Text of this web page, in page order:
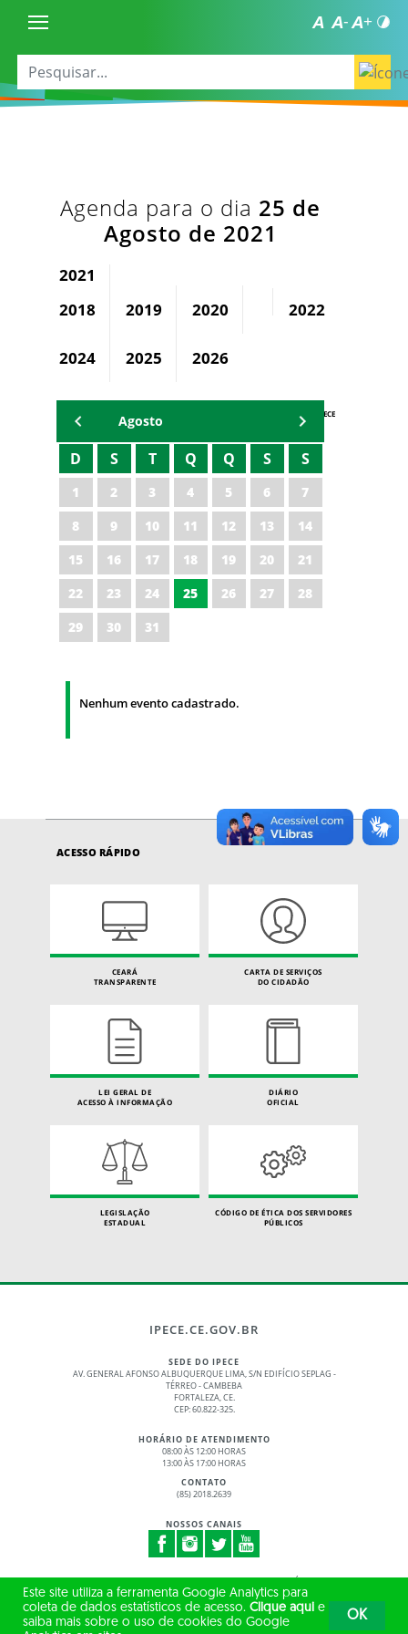
Agenda para o dia 25 de
Agosto de 2021
2021
2018
2019 2020 2022
2024 2025 2026
AGENDA IPECE
Agosto
D S T Q Q S S
1 2 3 4 5 6
7
8
9 10 11 12 13
14
15
16 17 18 19 20
21
22
23 24 25 26 27
28
29
30 31
Nenhum evento cadastrado.
ACESSO RÁPIDO
CEARÁ
TRANSPARENTE
CARTA DE SERVIÇOS
DO CIDADÃO
LEI GERAL DE
ACESSO À INFORMAÇÃO
DIÁRIO
OFICIAL
LEGISLAÇÃO
ESTADUAL
CÓDIGO DE ÉTICA DOS SERVIDORES
PÚBLICOS
IPECE.CE.GOV.BR
SEDE DO IPECE
AV. GENERAL AFONSO ALBUQUERQUE LIMA, S/N EDIFÍCIO SEPLAG -
TÉRREO - CAMBEBA
FORTALEZA, CE.
CEP: 60.822-325.
HORÁRIO DE ATENDIMENTO
08:00 ÀS 12:00 HORAS
13:00 ÀS 17:00 HORAS
CONTATO
(85) 2018.2639
NOSSOS CANAIS
© 2017 - 2026 – GOVERNO DO ESTADO DO CEARÁ
TODOS OS DIREITOS RESERVADOS
Este site utiliza a ferramenta Google Analytics para
coleta de dados estatísticos de acesso. Clique aqui e
saiba mais sobre o uso de cookies do Google
OK